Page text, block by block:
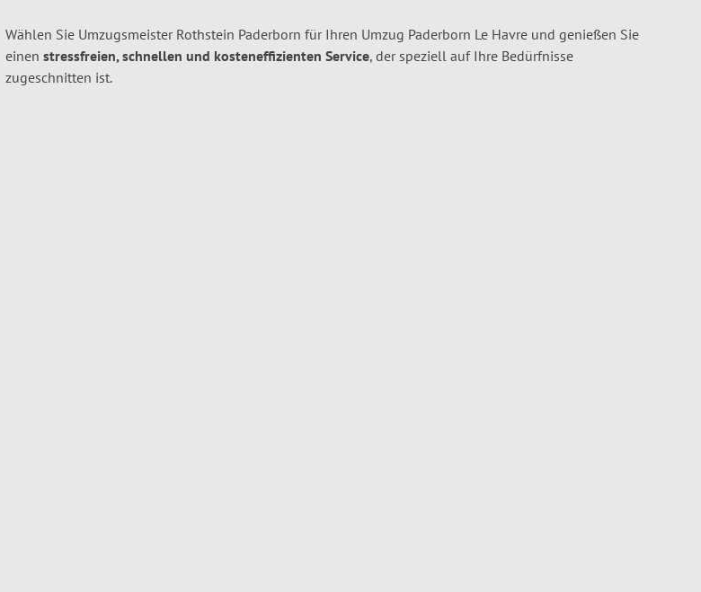
Wählen Sie Umzugsmeister Rothstein Paderborn für Ihren Umzug Paderborn Le Havre und genießen Sie
einen stressfreien, schnellen und kosteneffizienten Service, der speziell auf Ihre Bedürfnisse
zugeschnitten ist.